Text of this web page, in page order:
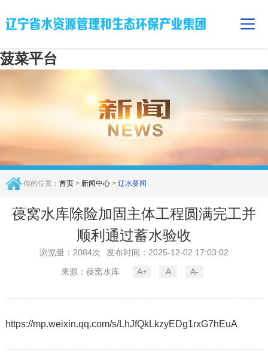
菠菜平台
你的位置： 首页> 新闻中心> 辽水要闻
葠窝水库除险加固主体工程圆满完工并
顺利通过蓄水验收
浏览量：2084次
发布时间：2025-12-02 17:03:02
来源：葠窝水库
A+ A A-
https://mp.weixin.qq.com/s/LhJfQkLkzyEDg1rxG7hEuA